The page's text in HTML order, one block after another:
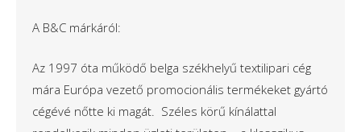
A B&C márkáról:
Az 1997 óta működő belga székhelyű textilipari cég
mára Európa vezető promocionális termékeket gyártó
cégévé nőtte ki magát. Széles körű kínálattal